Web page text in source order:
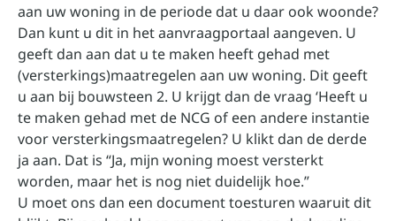
aan uw woning in de periode dat u daar ook woonde?
Dan kunt u dit in het aanvraagportaal aangeven. U
geeft dan aan dat u te maken heeft gehad met
(versterkings)maatregelen aan uw woning. Dit geeft
u aan bij bouwsteen 2. U krijgt dan de vraag ‘Heeft u
te maken gehad met de NCG of een andere instantie
voor versterkingsmaatregelen? U klikt dan de derde
ja aan. Dat is “Ja, mijn woning moest versterkt
worden, maar het is nog niet duidelijk hoe.”
U moet ons dan een document toesturen waaruit dit